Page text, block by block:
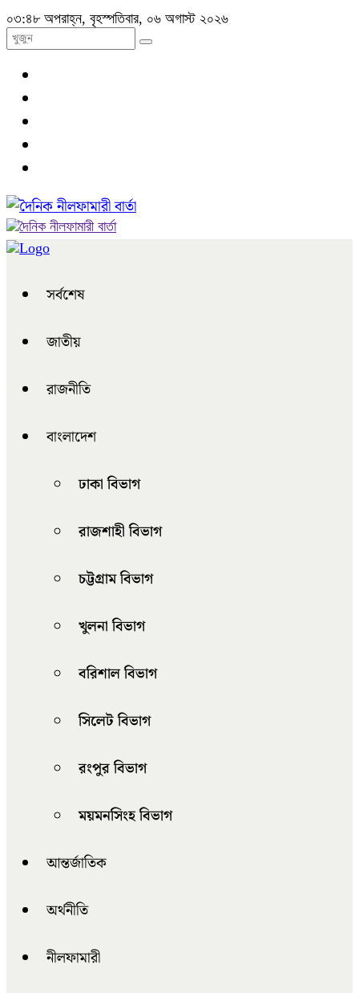
০৩:৪৮ অপরাহ্ন, বৃহস্পতিবার, ০৬ অগাস্ট ২০২৬
সর্বশেষ
জাতীয়
রাজনীতি
বাংলাদেশ
ঢাকা বিভাগ
রাজশাহী বিভাগ
চট্টগ্রাম বিভাগ
খুলনা বিভাগ
বরিশাল বিভাগ
সিলেট বিভাগ
রংপুর বিভাগ
ময়মনসিংহ বিভাগ
আন্তর্জাতিক
অর্থনীতি
নীলফামারী